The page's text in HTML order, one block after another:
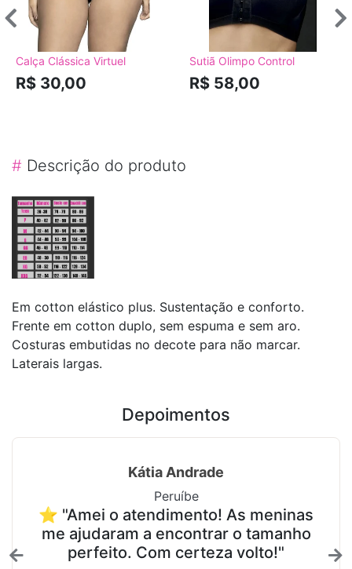
Calça Clássica Virtuel
R$ 30,00
Sutiã Olimpo Control
R$ 58,00
# Descrição do produto
Em cotton elástico plus. Sustentação e conforto.
Frente em cotton duplo, sem espuma e sem aro.
Costuras embutidas no decote para não marcar.
Laterais largas.
Depoimentos
Kátia Andrade
Peruíbe
⭐ "Amei o atendimento! As meninas
me ajudaram a encontrar o tamanho
perfeito. Com certeza volto!"